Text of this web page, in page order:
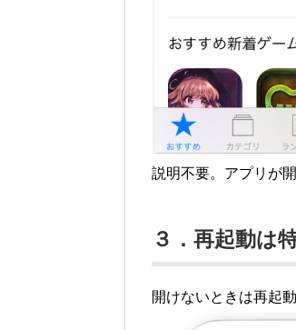
説明不要。アプリが
３．再起動は
開けないときは再起